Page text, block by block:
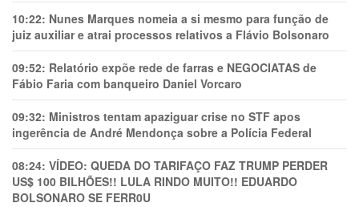
10:22: Nunes Marques nomeia a si mesmo para função de
juiz auxiliar e atrai processos relativos a Flávio Bolsonaro
09:52: Relatório expõe rede de farras e NEGOCIATAS de
Fábio Faria com banqueiro Daniel Vorcaro
09:32: Ministros tentam apaziguar crise no STF apos
ingerência de André Mendonça sobre a Polícia Federal
08:24: VÍDEO: QUEDA DO TARIFAÇO FAZ TRUMP PERDER
US$ 100 BILHÕES!! LULA RINDO MUITO!! EDUARDO
BOLSONARO SE FERR0U